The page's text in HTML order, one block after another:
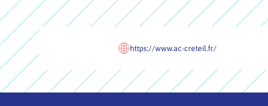
https://www.ac-creteil.fr/